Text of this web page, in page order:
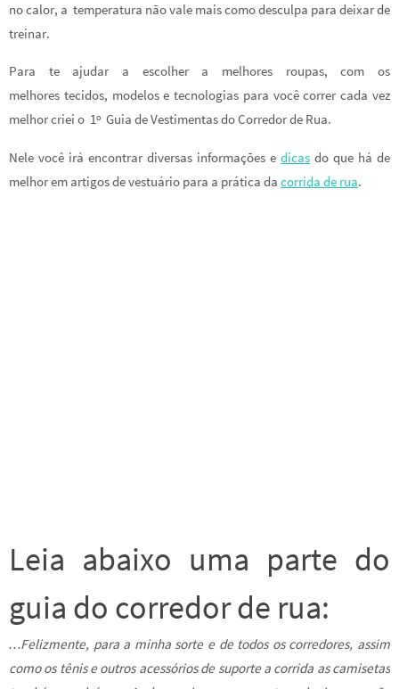
no calor, a temperatura não vale mais como desculpa para deixar de
treinar.
Para te ajudar a escolher a melhores roupas, com os
melhores tecidos, modelos e tecnologias para você correr cada vez
melhor criei o 1º Guia de Vestimentas do Corredor de Rua.
Nele você irá encontrar diversas informações e dicas do que há de
melhor em artigos de vestuário para a prática da corrida de rua.
Leia abaixo uma parte do
guia do corredor de rua:
…Felizmente, para a minha sorte e de todos os corredores, assim
como os tênis e outros acessórios de suporte a corrida as camisetas